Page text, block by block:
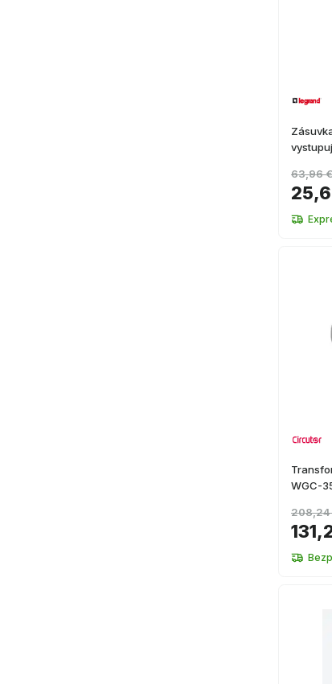
63,96 €
WGC-
208,24